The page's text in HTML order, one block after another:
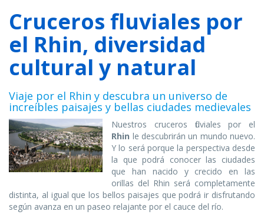
Cruceros fluviales por
el Rhin, diversidad
cultural y natural
Viaje por el Rhin y descubra un universo de
increíbles paisajes y bellas ciudades medievales
Nuestros cruceros fluviales por el
Rhin le descubrirán un mundo nuevo.
Y lo será porque la perspectiva desde
la que podrá conocer las ciudades
que han nacido y crecido en las
orillas del Rhin será completamente
distinta, al igual que los bellos paisajes que podrá ir disfrutando
según avanza en un paseo relajante por el cauce del río.